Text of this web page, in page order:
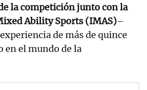
la competición junto con la
Ability Sports (IMAS)–
de más de quince
en el mundo de la